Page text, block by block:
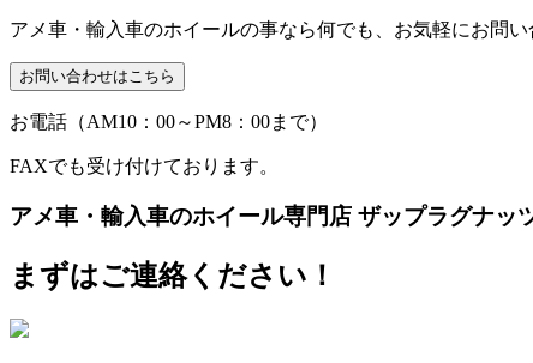
アメ車・輸入車のホイールの事なら何でも、お気軽にお問い
お電話（AM10：00～PM8：00まで）
FAXでも受け付けております。
アメ車・輸入車のホイール専門店 ザップラグナッ
まずはご連絡ください！